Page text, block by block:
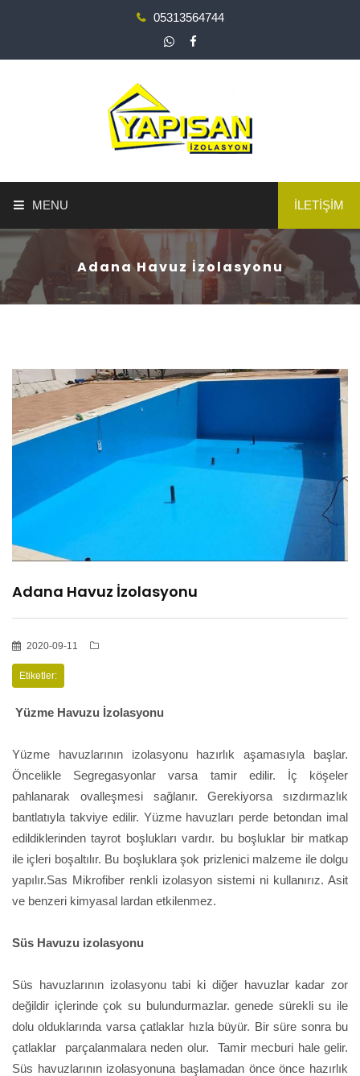
05313564744
MENU
ANA SAYFA
HİZMETLER
BÖLGELER
OSMANİYE
İZOLASYON
BLOG
İLETİŞİM
Adana Havuz İzolasyonu
Adana Havuz İzolasyonu
2020-09-11
Etiketler:
Yüzme Havuzu İzolasyonu
Yüzme havuzlarının izolasyonu hazırlık aşamasıyla başlar.
Öncelikle Segregasyonlar varsa tamir edilir. İç köşeler
pahlanarak ovalleşmesi sağlanır. Gerekiyorsa sızdırmazlık
bantlatıyla takviye edilir. Yüzme havuzları perde betondan imal
edildiklerinden tayrot boşlukları vardır. bu boşluklar bir matkap
ile içleri boşaltılır. Bu boşluklara şok prizlenici malzeme ile dolgu
yapılır.Sas Mikrofiber renkli izolasyon sistemi ni kullanırız. Asit
ve benzeri kimyasal lardan etkilenmez.
Süs Havuzu izolasyonu
Süs havuzlarının izolasyonu tabi ki diğer havuzlar kadar zor
değildir içlerinde çok su bulundurmazlar. genede sürekli su ile
dolu olduklarında varsa çatlaklar hızla büyür. Bir süre sonra bu
çatlaklar parçalanmalara neden olur. Tamir mecburi hale gelir.
Süs havuzlarının izolasyonuna başlamadan önce önce hazırlık